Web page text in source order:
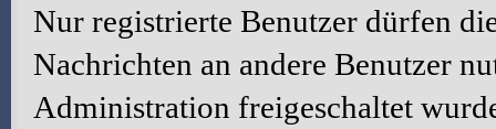
Nur registrierte Benutzer dürfen
Nachrichten an andere Benutzer
Administration freigeschaltet